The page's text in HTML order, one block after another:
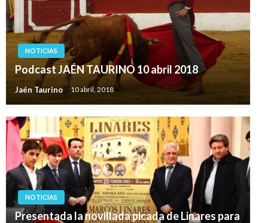
NOTICIAS
Podcast JAÉN TAURINO 10 abril 2018
Jaén Taurino 10 abril, 2018
NOTICIAS
Presentada la novillada picada de Linares para